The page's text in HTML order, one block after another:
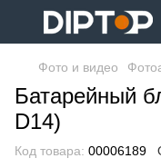
Фото и видео
Батарейный
D14)
Код товара: 00006189